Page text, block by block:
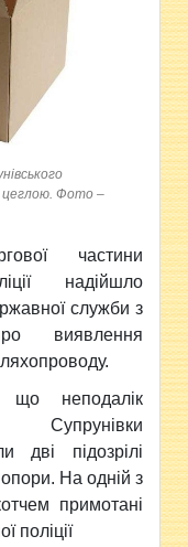
цеглою. Фото –
частини
надійшло
служби з
виявлення
що неподалік
Супрунівки
дві підозрілі
На одній з
примотані
поліції